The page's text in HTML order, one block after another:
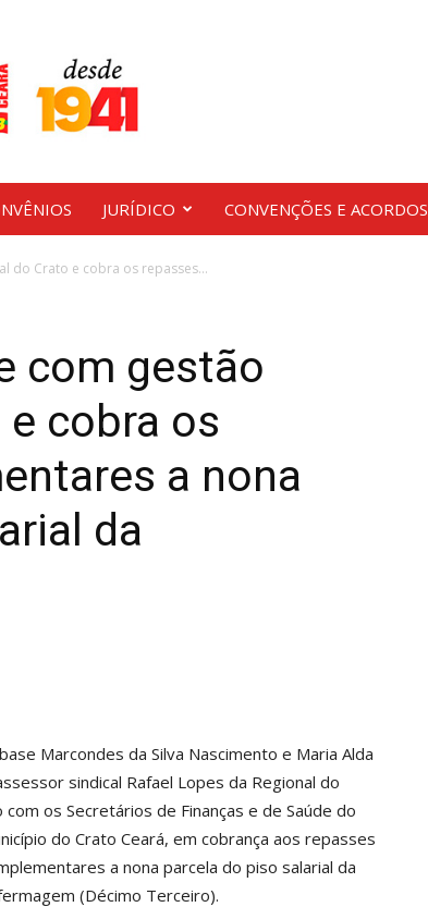
JURÍDICO CONVENÇÕES E ACORDOS
do Crato e cobra os repasses...
com gestão
cobra os
a nona
da
Marcondes da Silva Nascimento e Maria Alda
sindical Rafael Lopes da Regional do
os Secretários de Finanças e de Saúde do
do Crato Ceará, em cobrança aos repasses
a nona parcela do piso salarial da
(Décimo Terceiro).